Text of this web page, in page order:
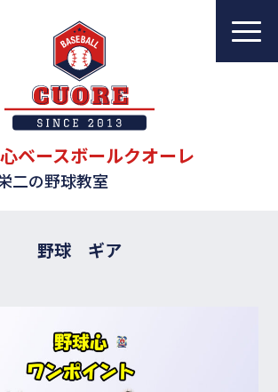
ベースボールクオーレ
二の野球教室
ースボールクオーレ
の野球教室
て
野球 ギア